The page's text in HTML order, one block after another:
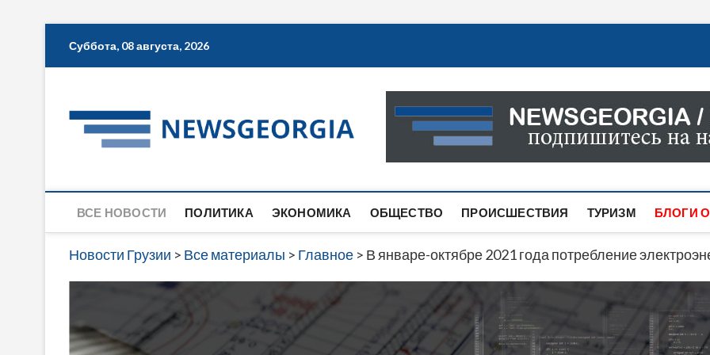
Суббота, 08 августа, 2026
Новости Грузии
САМАЯ АКТУАЛЬНАЯ ИНФОРМАЦИЯ О СОБЫТИЯХ
САЙТЕ ВЫ НАЙДЕТЕ НОВОСТИ ПОЛИТИКИ,
ВСЕ НОВОСТИ ПОЛИТИКА ЭКОНОМИКА ОБЩЕСТВО ПРОИСШЕСТВИЯ ТУРИЗМ БЛОГИ
Новости Грузии > Все материалы > Главное > В январе-октябре 2021 года потребление